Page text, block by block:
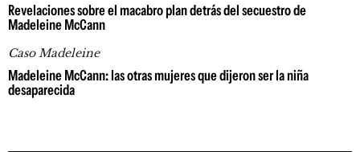
Revelaciones sobre el macabro plan detrás del secuestro de
Madeleine McCann
Caso Madeleine
Madeleine McCann: las otras mujeres que dijeron ser la niña
desaparecida